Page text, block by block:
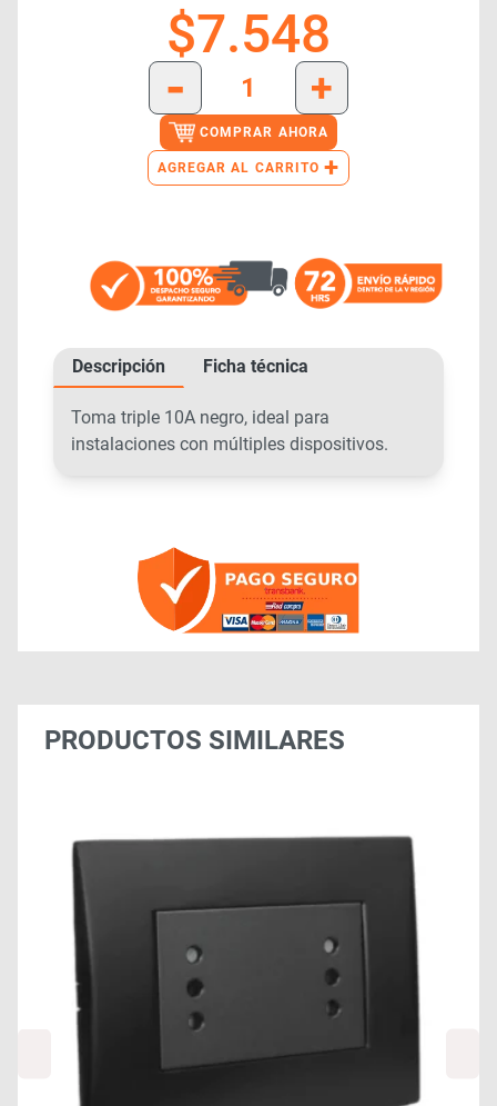
$7.548
-
+
COMPRAR AHORA
AGREGAR AL CARRITO +
Descripción Ficha técnica
Toma triple 10A negro, ideal para
instalaciones con múltiples dispositivos.
PRODUCTOS SIMILARES